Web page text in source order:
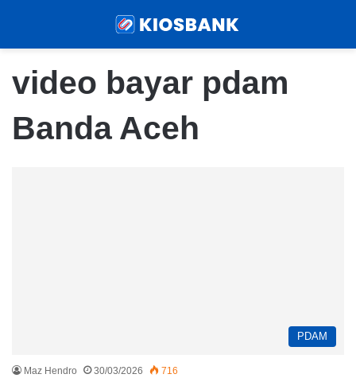
video bayar pdam
Banda Aceh
PDAM
Maz Hendro 30/03/2026 716